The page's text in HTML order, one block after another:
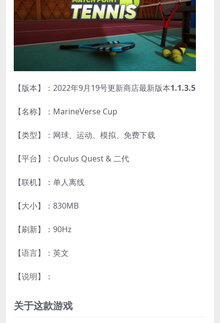
【版本】：2022年9月19号更新商店最新版本1.1.3.5
【名称】：MarineVerse Cup
【类型】：网球、运动、模拟、免费下载
【平台】：Oculus Quest & 二代
【联机】：单人离线
【大小】：830MB
【刷新】：90Hz
【语言】：英文
【说明】：
关于这款游戏